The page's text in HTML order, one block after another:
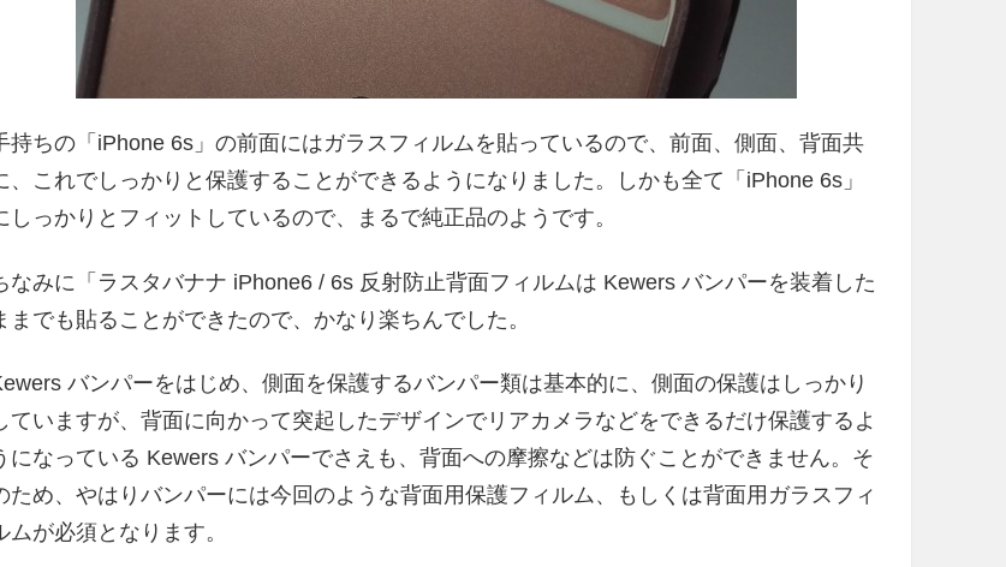
持ちの「iPhone 6s」の前面にはガラスフィルムを貼っているので、前面、側面、背面共
、これでしっかりと保護することができるようになりました。しかも全て「iPhone 6s」
しっかりとフィットしているので、まるで純正品のようです。
なみに「ラスタバナナ iPhone6 / 6s 反射防止背面フィルムは Kewers バンパーを装着した
までも貼ることができたので、かなり楽ちんでした。
バンパーをはじめ、側面を保護するバンパー類は基本的に、側面の保護はしっかり
ていますが、背面に向かって突起したデザインでリアカメラなどをできるだけ保護するよ
になっている Kewers バンパーでさえも、背面への摩擦などは防ぐことができません。そ
ため、やはりバンパーには今回のような背面用保護フィルム、もしくは背面用ガラスフィ
ムが必須となります。